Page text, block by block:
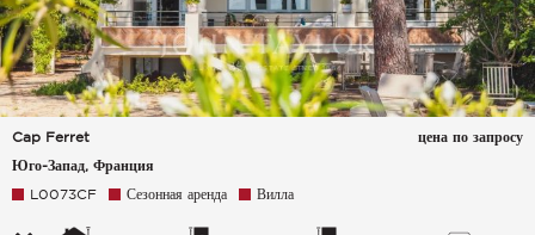
Cap Ferret
Юго-Запад, Франция
цена по запросу
L0073CF Сезонная аренда Вилла